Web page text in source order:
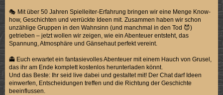
🎭 Mit über 50 Jahren Spielleiter-Erfahrung bringen wir eine Menge Know-
how, Geschichten und verrückte Ideen mit. Zusammen haben wir schon
unzählige Gruppen in den Wahnsinn (und manchmal in den Tod 😈)
getrieben – jetzt wollen wir zeigen, wie ein Abenteuer entsteht, das
Spannung, Atmosphäre und Gänsehaut perfekt vereint.
👻 Euch erwartet ein fantasievolles Abenteuer mit einem Hauch von Grusel,
das ihr am Ende komplett kostenlos herunterladen könnt.
Und das Beste: Ihr seid live dabei und gestaltet mit! Der Chat darf Ideen
einwerfen, Entscheidungen treffen und die Richtung der Geschichte
beeinflussen.